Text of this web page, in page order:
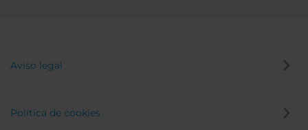
Aviso legal
Política de cookies